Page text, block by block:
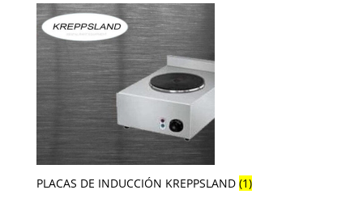
PLACAS DE INDUCCIÓN KREPPSLAND (1)